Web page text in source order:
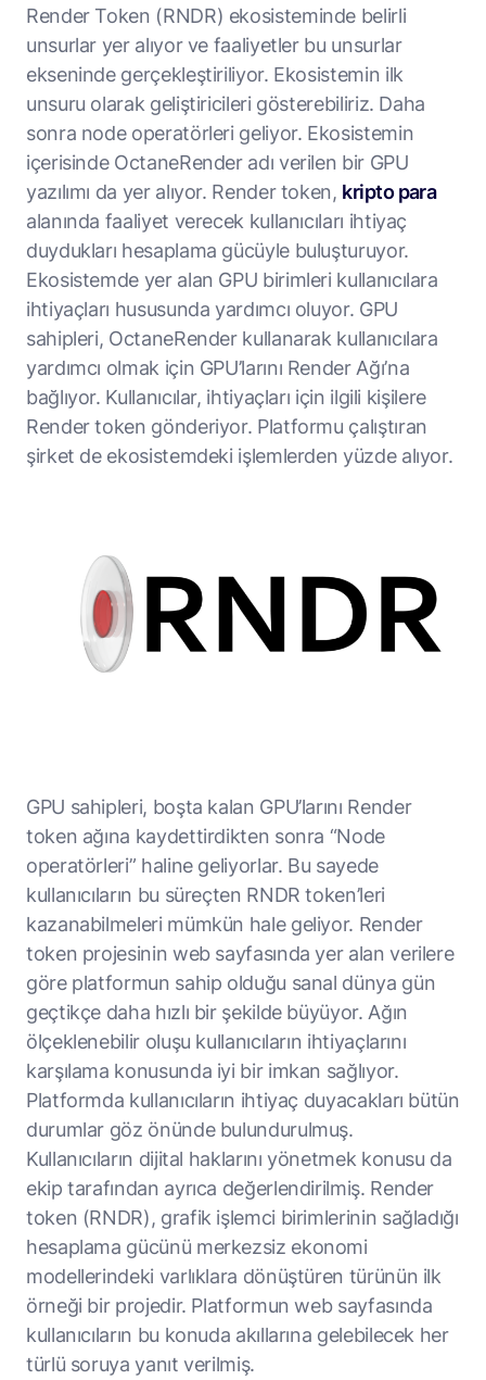
Render Token (RNDR) ekosisteminde belirli
unsurlar yer alıyor ve faaliyetler bu unsurlar
ekseninde gerçekleştiriliyor. Ekosistemin ilk
unsuru olarak geliştiricileri gösterebiliriz. Daha
sonra node operatörleri geliyor. Ekosistemin
içerisinde OctaneRender adı verilen bir GPU
yazılımı da yer alıyor. Render token, kripto para
alanında faaliyet verecek kullanıcıları ihtiyaç
duydukları hesaplama gücüyle buluşturuyor.
Ekosistemde yer alan GPU birimleri kullanıcılara
ihtiyaçları hususunda yardımcı oluyor. GPU
sahipleri, OctaneRender kullanarak kullanıcılara
yardımcı olmak için GPU’larını Render Ağı’na
bağlıyor. Kullanıcılar, ihtiyaçları için ilgili kişilere
Render token gönderiyor. Platformu çalıştıran
şirket de ekosistemdeki işlemlerden yüzde alıyor.
GPU sahipleri, boşta kalan GPU’larını Render
token ağına kaydettirdikten sonra “Node
operatörleri” haline geliyorlar. Bu sayede
kullanıcıların bu süreçten RNDR token’leri
kazanabilmeleri mümkün hale geliyor. Render
token projesinin web sayfasında yer alan verilere
göre platformun sahip olduğu sanal dünya gün
geçtikçe daha hızlı bir şekilde büyüyor. Ağın
ölçeklenebilir oluşu kullanıcıların ihtiyaçlarını
karşılama konusunda iyi bir imkan sağlıyor.
Platformda kullanıcıların ihtiyaç duyacakları bütün
durumlar göz önünde bulundurulmuş.
Kullanıcıların dijital haklarını yönetmek konusu da
ekip tarafından ayrıca değerlendirilmiş. Render
token (RNDR), grafik işlemci birimlerinin sağladığı
hesaplama gücünü merkezsiz ekonomi
modellerindeki varlıklara dönüştüren türünün ilk
örneği bir projedir. Platformun web sayfasında
kullanıcıların bu konuda akıllarına gelebilecek her
türlü soruya yanıt verilmiş.